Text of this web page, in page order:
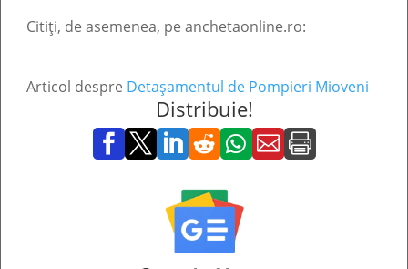
Citiți, de asemenea, pe anchetaonline.ro:
Articol despre Detașamentul de Pompieri Mioveni
Distribuie!
      